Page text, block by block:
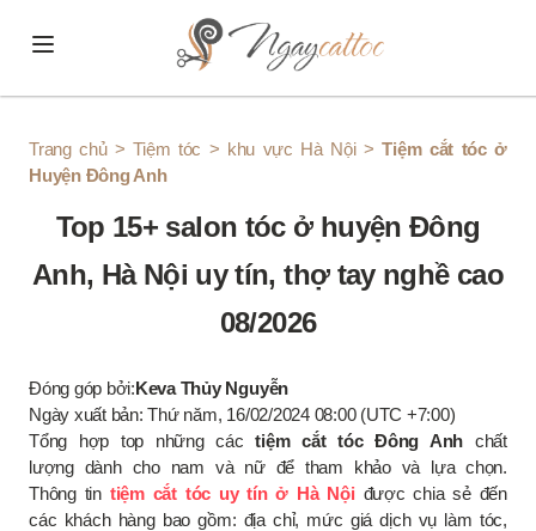
Trang chủ>Tiệm tóc > khu vực Hà Nội>Tiệm cắt tóc ở
Huyện Đông Anh
Top 15+ salon tóc ở huyện Đông
Anh, Hà Nội uy tín, thợ tay nghề cao
08/2026
Đóng góp bởi:Keva Thủy Nguyễn
Ngày xuất bản: Thứ năm, 16/02/2024 08:00 (UTC +7:00)
Tổng hợp top những cáctiệm cắt tóc Đông Anh chất
lượng dành cho nam và nữ để tham khảo và lựa chọn.
Thông tin tiệm cắt tóc uy tín ở Hà Nội được chia sẻ đến
các khách hàng bao gồm: địa chỉ, mức giá dịch vụ làm tóc,